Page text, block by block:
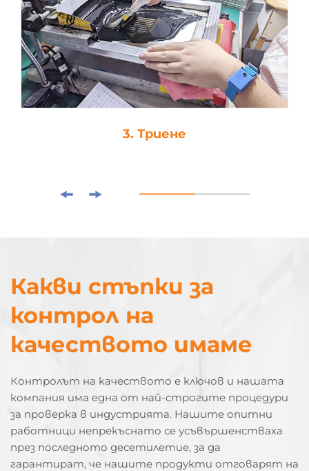
3. Триене
Какви стъпки за
контрол на
качеството имаме
Контролът на качеството е ключов и нашата
компания има една от най-строгите процедури
за проверка в индустрията. Нашите опитни
работници непрекъснато се усъвършенстваха
през последното десетилетие, за да
гарантират, че нашите продукти отговарят на